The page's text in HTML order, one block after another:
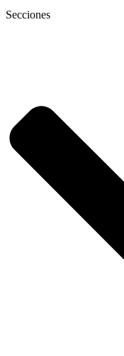
Secciones